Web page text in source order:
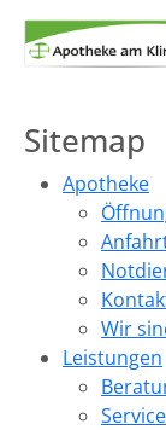
Sitemap
Apotheke
Wir
Leistungen
Service